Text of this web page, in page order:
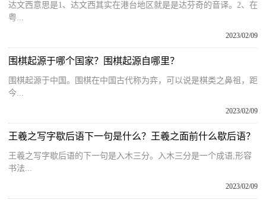
达文西意思是1、达文西其实在港台地区就是是达芬奇的音译。2、在
粤...
2023/02/09
围棋起源于哪个国家？围棋起源自哪里？
围棋起源于中国。围棋在中国古代称为弈，可以说是棋类之鼻祖，距
今...
2023/02/09
王羲之写字歇后语下一句是什么？王羲之面前什么歇后语？
王羲之写字歇后语的下一句是入木三分。入木三分是一个成语,形容
书法...
2023/02/09